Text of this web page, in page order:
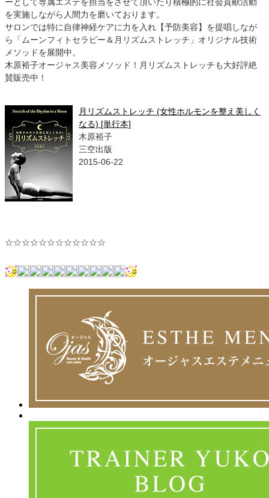
ーとして専属エステを担当をさせて頂いたり積極的に社会貢献活動
を実施しながら人間力を磨いております。
サロンでは特に自律神経ケアに力を入れ【予防美容】を提唱しなが
ら「ムーンフィトセラピー＆月リズムストレッチ」オリジナル技術
メソッドを展開中。
木原裕子オージャス美容メソッド！月リズムストレッチも大好評絶
賛販売中！
月リズムストレッチ (女性ホルモンを整え美しく
なる) [単行本]
木原裕子
三空出版
2015-06-22
☆☆☆☆☆☆☆☆☆☆☆☆